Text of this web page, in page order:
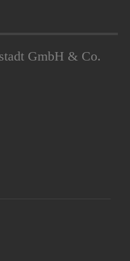
GmbH & Co.